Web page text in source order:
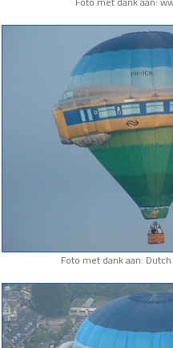
Foto met dank aan: